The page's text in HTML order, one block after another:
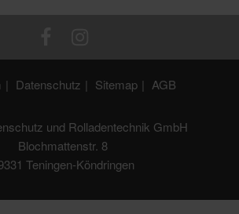
Datenschutz Sitemap AGB
und Rolladentechnik GmbH
Blochmattenstr. 8
Teningen-Köndringen